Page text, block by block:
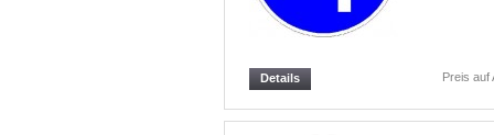
Preis auf
Details